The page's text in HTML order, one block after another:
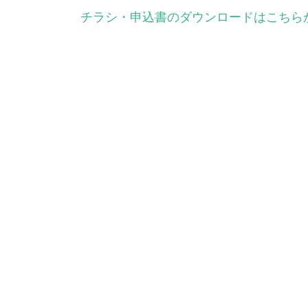
チラシ・申込書のダウンロードはこちら